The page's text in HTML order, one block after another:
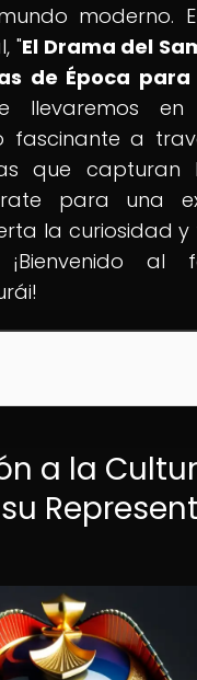
moderno.
"El Drama del
de Época para
llevaremos en
fascinante a
que capturan
para una
la curiosidad y
al
a la